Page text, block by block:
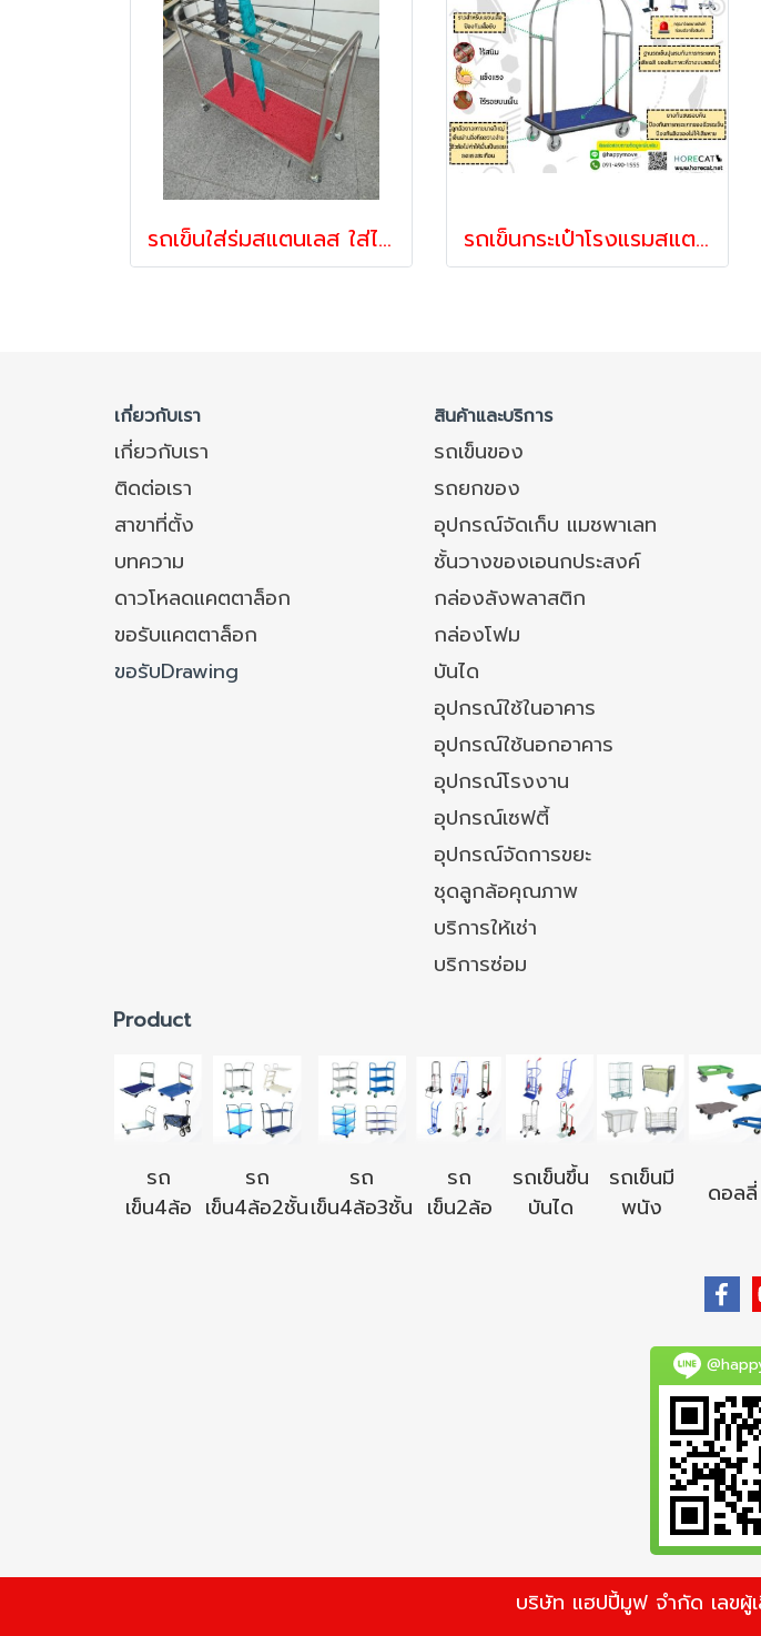
รถเข็นใส่ร่มสแตนเลส ใส่ได้ 24 คัน Happy Move 24731 รถเข็นกระเป๋าโรงแรมสแตนเลส ทรงกรงนก รถเข็นโรงแรม รถเข็นสแตนเลส รถเข็นกระเป๋าลูกค้า Happy Move 53472
เกี่ยวกับเรา สินค้าและบริการ
เกี่ยวกับเรา รถเข็นของ
ติดต่อเรา
รถยกของ
สาขาที่ตั้ง
อุปกรณ์จัดเก็บ แมชพาเลท
บทความ
ชั้นวางของเอนกประสงค์
ดาวโหลดแคตตาล็อก
กล่องลังพลาสติก
ขอรับแคตตาล็อก
กล่องโฟม
ขอรับDrawing
บันได
อุปกรณ์ใช้ในอาคาร
อุปกรณ์ใช้นอกอาคาร
อุปกรณ์โรงงาน
อุปกรณ์เซฟตี้
อุปกรณ์จัดการขยะ
ชุดลูกล้อคุณภาพ
บริการให้เช่า
บริการซ่อม
Product
รถ
เข็น4ล้อ
รถ
เข็น4ล้อ2ชั้น
รถ
เข็น4ล้อ3ชั้น
รถ
เข็น2ล้อ
รถเข็นขึ้น
บันได
รถเข็นมี
พนัง
ดอลลี่
บริษัท แฮปปี้มูฟ จำกัด เลขผู้